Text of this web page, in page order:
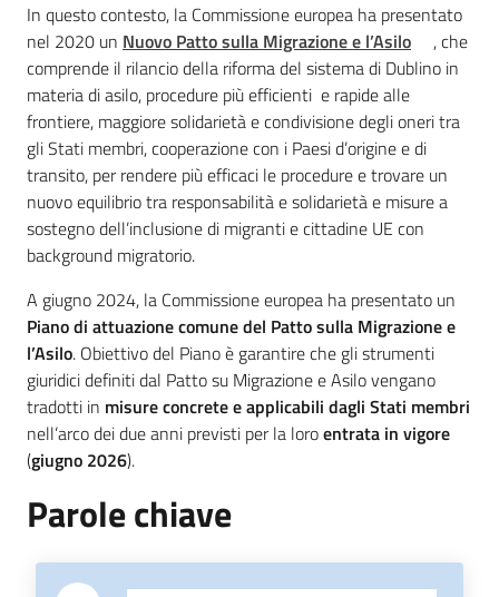
Servizi
Leggi Atti Bandi
Argomenti
In questo contesto, la Commissione europea ha presentato
nel 2020 un Nuovo Patto sulla Migrazione e l’Asilo
, che
comprende il rilancio della riforma del sistema di Dublino in
materia di asilo, procedure più efficienti e rapide alle
frontiere, maggiore solidarietà e condivisione degli oneri tra
gli Stati membri, cooperazione con i Paesi d’origine e di
transito, per rendere più efficaci le procedure e trovare un
nuovo equilibrio tra responsabilità e solidarietà e misure a
sostegno dell’inclusione di migranti e cittadine UE con
background migratorio.
A giugno 2024, la Commissione europea ha presentato un
Piano di attuazione comune del Patto sulla Migrazione e
l’Asilo. Obiettivo del Piano è garantire che gli strumenti
giuridici definiti dal Patto su Migrazione e Asilo vengano
tradotti in misure concrete e applicabili dagli Stati membri
nell’arco dei due anni previsti per la loroentrata in vigore
(giugno 2026).
Parole chiave